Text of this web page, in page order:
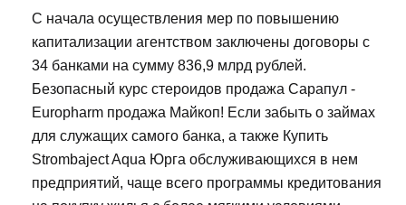
С начала осуществления мер по повышению
капитализации агентством заключены договоры с
34 банками на сумму 836,9 млрд рублей.
Безопасный курс стероидов продажа Сарапул -
Europharm продажа Майкоп! Если забыть о займах
для служащих самого банка, а также Купить
Strombaject Aqua Юрга обслуживающихся в нем
предприятий, чаще всего программы кредитования